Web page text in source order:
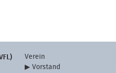
Verein
Vorstand